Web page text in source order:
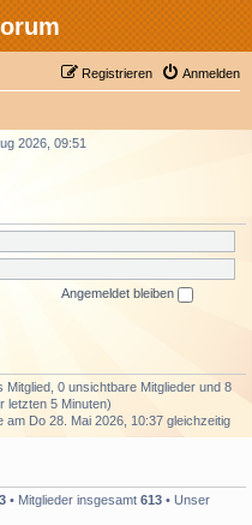
Anmelden
Registrieren
2026, 09:51
Angemeldet bleiben
0 unsichtbare Mitglieder und 8
letzten 5 Minuten)
am Do 28. Mai 2026, 10:37 gleichzeitig
• Mitglieder insgesamt 613 • Unser